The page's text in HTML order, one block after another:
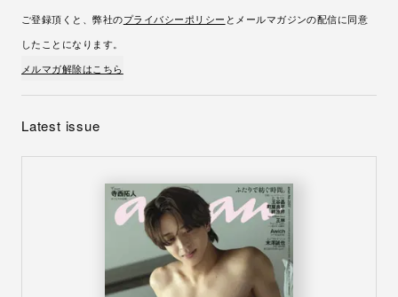
ご登録頂くと、弊社のプライバシーポリシー とメールマガジンの配信に同意
したことになります。
メルマガ解除はこちら
Latest issue